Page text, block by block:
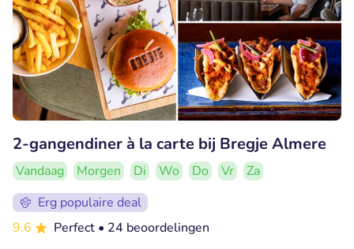
2-gangendiner à la carte bij Bregje Almere
Vandaag Morgen Di Wo Do Vr
Za
Erg populaire deal
9.6
Perfect • 24 beoordelingen